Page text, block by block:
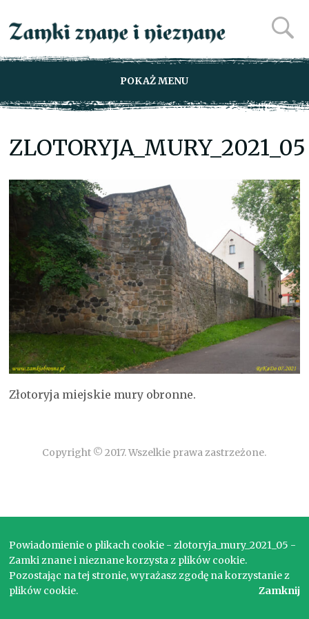
POKAŻ MENU
ZLOTORYJA_MURY_2021_05
Złotoryja miejskie mury obronne.
Copyright © 2017. Wszelkie prawa zastrzeżone.
Powiadomienie o plikach cookie - zlotoryja_mury_2021_05 -
Zamki znane i nieznane korzysta z plików cookie.
Pozostając na tej stronie, wyrażasz zgodę na korzystanie z
plików cookie.
Zamknij